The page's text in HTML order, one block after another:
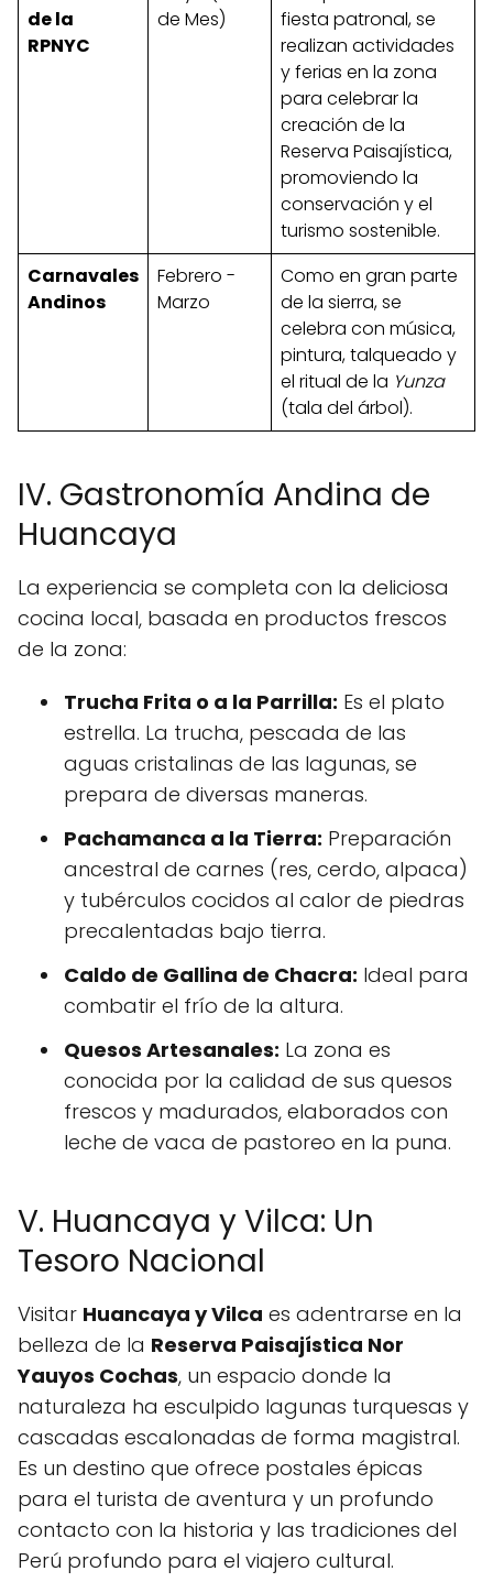
de la
RPNYC
de Mes)
fiesta patronal, se
realizan actividades
y ferias en la zona
para celebrar la
creación de la
Reserva Paisajística,
promoviendo la
conservación y el
turismo sostenible.
Carnavales
Andinos
Febrero -
Marzo
Como en gran parte
de la sierra, se
celebra con música,
pintura, talqueado y
el ritual de la Yunza
(tala del árbol).
IV. Gastronomía Andina de
Huancaya
La experiencia se completa con la deliciosa
cocina local, basada en productos frescos
de la zona:
Trucha Frita o a la Parrilla: Es el plato
estrella. La trucha, pescada de las
aguas cristalinas de las lagunas, se
prepara de diversas maneras.
Pachamanca a la Tierra: Preparación
ancestral de carnes (res, cerdo, alpaca)
y tubérculos cocidos al calor de piedras
precalentadas bajo tierra.
Caldo de Gallina de Chacra: Ideal para
combatir el frío de la altura.
Quesos Artesanales: La zona es
conocida por la calidad de sus quesos
frescos y madurados, elaborados con
leche de vaca de pastoreo en la puna.
V. Huancaya y Vilca: Un
Tesoro Nacional
Visitar Huancaya y Vilca es adentrarse en la
belleza de la Reserva Paisajística Nor
Yauyos Cochas, un espacio donde la
naturaleza ha esculpido lagunas turquesas y
cascadas escalonadas de forma magistral.
Es un destino que ofrece postales épicas
para el turista de aventura y un profundo
contacto con la historia y las tradiciones del
Perú profundo para el viajero cultural.